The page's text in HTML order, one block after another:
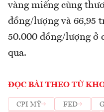
vàng miếng cùng
đồng/lượng và 66,95
50.000 đồng/lượng ở
qua.
ĐỌC BÀI THEO TỪ
CPI MỸ FED